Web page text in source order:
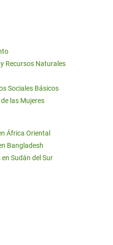
Recursos Naturales
Sociales Básicos
las Mujeres
África Oriental
Bangladesh
Sudán del Sur